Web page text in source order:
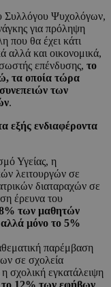
Συλλόγου Ψυχολόγων,
για πρόληψη
που θα έχει κάτι
αλλά και οικονομικά,
επένδυσης, το
τα οποία τώρα
των
.
εξής ενδιαφέροντα
Υγείας, η
λειτουργών σε
διαταραχών σε
έρευνα του
των μαθητών
μόνο το 5%
παρέμβαση
σε σχολεία
σχολική εγκατάλειψη
το 12% των εφήβων